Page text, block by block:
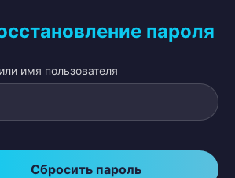
пароля
имя пользователя
Сбросить пароль